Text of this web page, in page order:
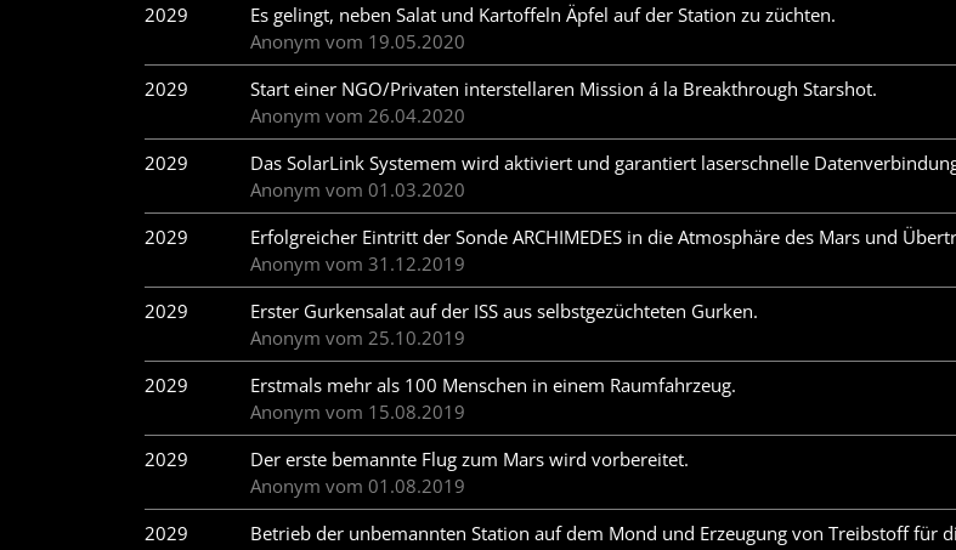
2029
Es gelingt, neben Salat und Kartoffeln Äpfel auf der Station zu züchten.
Anonym vom 19.05.2020
2029
Start einer NGO/Privaten interstellaren Mission á la Breakthrough Starshot.
Anonym vom 26.04.2020
2029
Das SolarLink Systemem wird aktiviert und garantiert laserschnelle
Anonym vom 01.03.2020
2029
Erfolgreicher Eintritt der Sonde ARCHIMEDES in die Atmosphäre des Mars und
Anonym vom 31.12.2019
2029
Erster Gurkensalat auf der ISS aus selbstgezüchteten Gurken.
Anonym vom 25.10.2019
2029
Erstmals mehr als 100 Menschen in einem Raumfahrzeug.
Anonym vom 15.08.2019
2029
Der erste bemannte Flug zum Mars wird vorbereitet.
Anonym vom 01.08.2019
2029
Betrieb der unbemannten Station auf dem Mond und Erzeugung von Treibstoff für